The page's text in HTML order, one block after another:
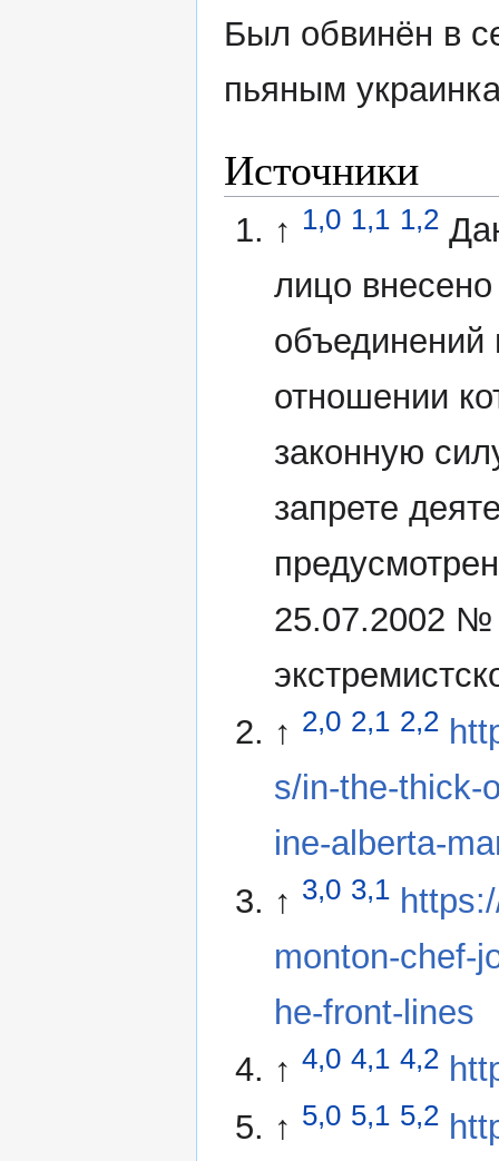
Был обвинён в
пьяным
Источники
↑ 1,0 1,1 1,2
лицо
объединений
отношении
законную
запрете
25.07.2002 №
↑ 2,0 2,1 2,2
s/in-the-thick-
ine-alberta-
↑ 3,0 3,1
monton-chef-
he-front-lines
↑ 4,0 4,1 4,2
↑ 5,0 5,1 5,2